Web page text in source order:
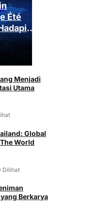
Été
Menjadi
Utama
Global
World
Dilihat
Berkarya